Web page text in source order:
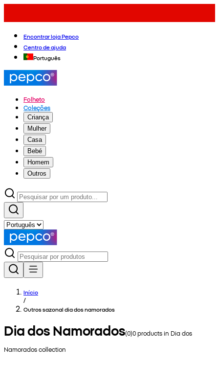
Encontrar loja Pepco
Centro de ajuda
Português
Folheto
Coleções
Criança
Mulher
Casa
Bebé
Homem
Outros
Início
/
Outros sazonal dia dos namorados
Dia dos Namorados(0)0products in Dia dos
Namoradoscollection